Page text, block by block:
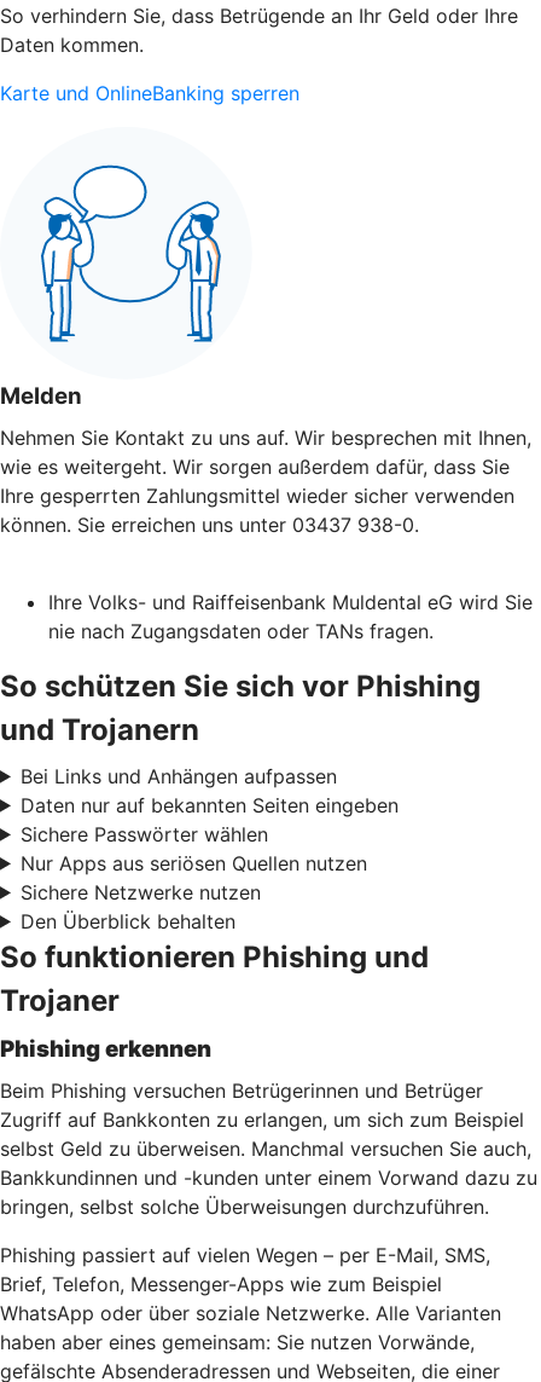
So verhindern Sie, dass Betrügende an Ihr Geld oder Ihre
Daten kommen.
Karte und OnlineBanking sperren
Melden
Nehmen Sie Kontakt zu uns auf. Wir besprechen mit Ihnen,
wie es weitergeht. Wir sorgen außerdem dafür, dass Sie
Ihre gesperrten Zahlungsmittel wieder sicher verwenden
können. Sie erreichen uns unter 03437 938-0.
Ihre Volks- und Raiffeisenbank Muldental eG wird Sie
nie nach Zugangsdaten oder TANs fragen.
So schützen Sie sich vor Phishing
und Trojanern
Bei Links und Anhängen aufpassen
Daten nur auf bekannten Seiten eingeben
Sichere Passwörter wählen
Nur Apps aus seriösen Quellen nutzen
Sichere Netzwerke nutzen
Den Überblick behalten
So funktionieren Phishing und
Trojaner
Phishing erkennen
Beim Phishing versuchen Betrügerinnen und Betrüger
Zugriff auf Bankkonten zu erlangen, um sich zum Beispiel
selbst Geld zu überweisen. Manchmal versuchen Sie auch,
Bankkundinnen und -kunden unter einem Vorwand dazu zu
bringen, selbst solche Überweisungen durchzuführen.
Phishing passiert auf vielen Wegen – per E-Mail, SMS,
Brief, Telefon, Messenger-Apps wie zum Beispiel
WhatsApp oder über soziale Netzwerke. Alle Varianten
haben aber eines gemeinsam: Sie nutzen Vorwände,
gefälschte Absenderadressen und Webseiten, die einer